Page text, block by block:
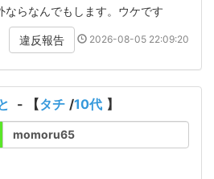
ならなんでもします。ウケです
違反報告 2026-08-05 22:09:20
- 【タチ /10代 】
momoru65